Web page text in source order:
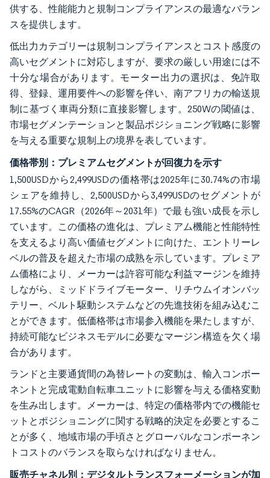
供する、性能能力と規制コンプライアンスの最適なバラン
スを提供します。
低出力カテゴリーは規制コンプライアンスとコスト感度の
高いセグメントに対応しますが、要求の厳しい用途には不
十分な場合があります。モーター出力の選択は、免許取
得、登録、運用要件への影響を伴い、南アフリカの輸送規
制に基づく車両分類に直接影響します。250Wの閾値は、
市場セグメンテーションと製品ポジショニング戦略に影響
を与える重要な規制上の境界を表しています。
価格帯別：プレミアムセグメントが回復力を示す
1,500USDから2,499USDの価格帯は2025年に30.74%の市場
シェアを維持し、2,500USDから3,499USDのセグメントが
17.55%のCAGR（2026年～2031年）で最も強い成長を示し
ています。この価格の進化は、プレミアム機能と性能特性
を支えるより高い価値セグメントに向けた、エントリーレ
ベルの普及を超えた市場の成熟を示しています。プレミア
ム価格により、メーカーは許容可能な利益マージンを維持
しながら、ミッドドライブモーター、リチウムイオンバッ
テリー、ベルト駆動システムなどの先進技術を組み込むこ
とができます。低価格帯は市場参入機能を果たしますが、
持続可能なビジネスモデルに必要なマージン構造を欠く場
合があります。
ランドと主要通貨間の為替レートの変動は、輸入コンポー
ネントと完成電動自転車ユニットに影響を与える価格変動
を生み出します。メーカーは、特定の価格帯内での機能セ
ットとポジショニングに関する戦略的決定を必要とするこ
とが多く、地域市場の手頃さとグローバルなコンポーネン
トコストのバランスを取らなければなりません。
販売チャネル別：デジタルトランスフォーメーションが加